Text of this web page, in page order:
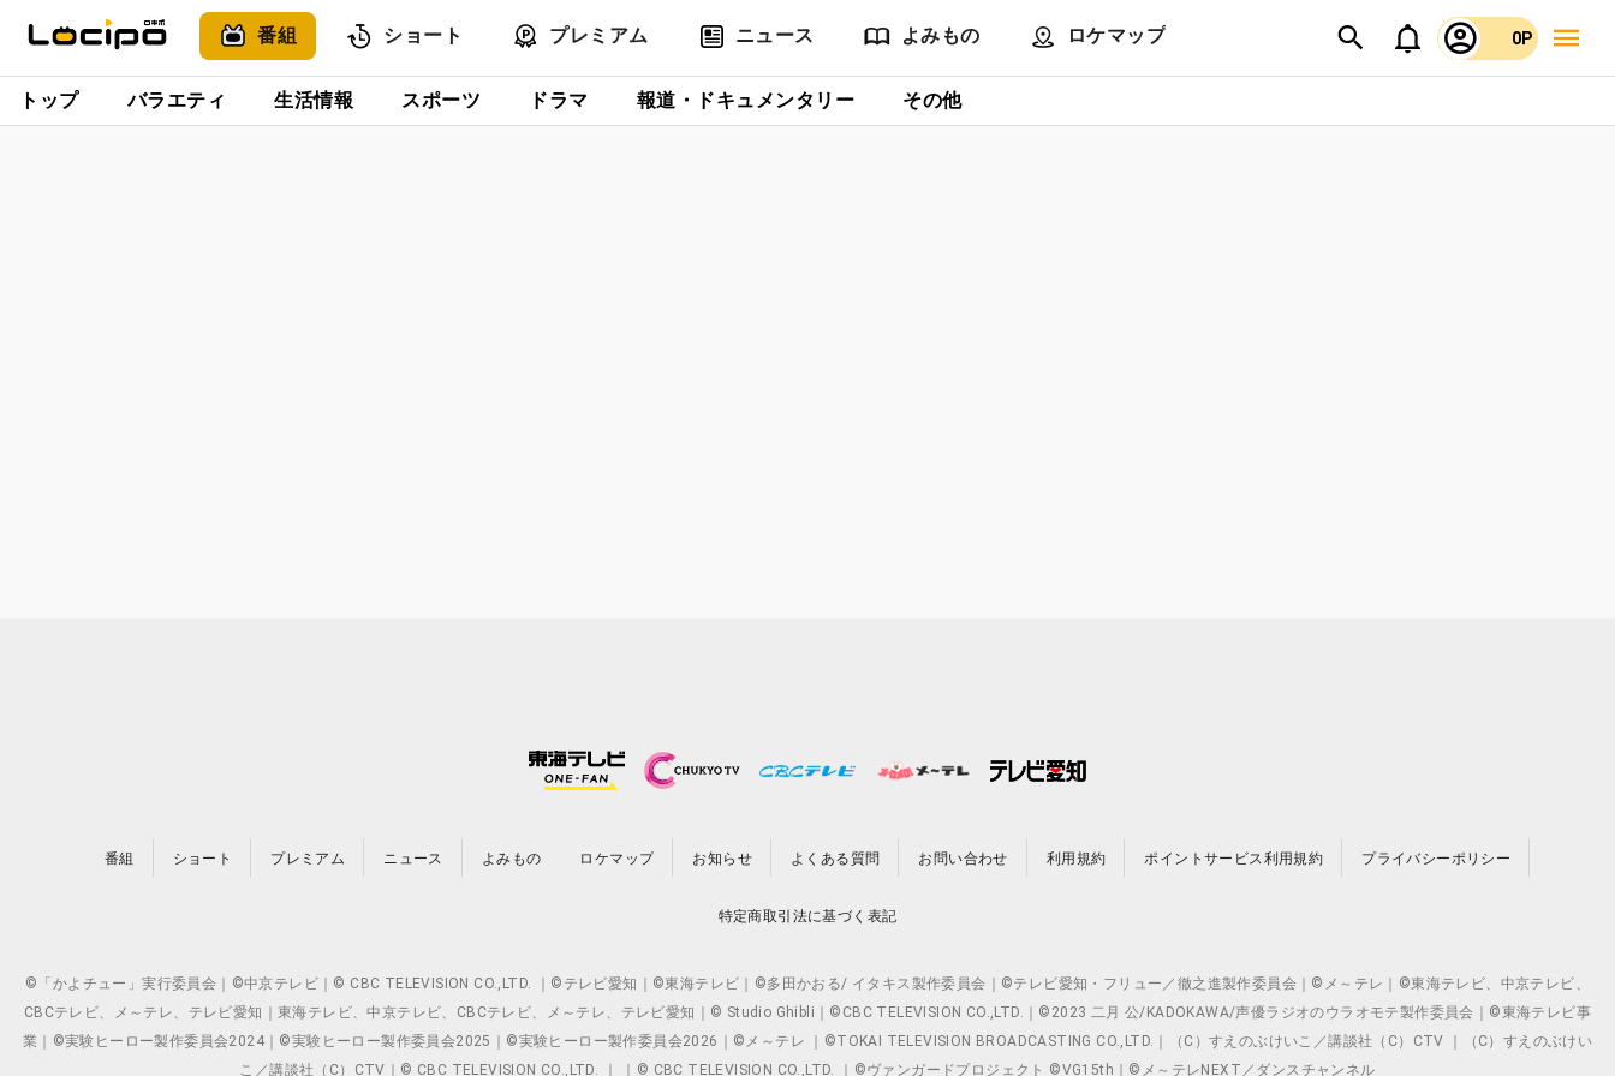
番組 ショート プレミアム ニュース よみもの ロケマップ 0P
トップ バラエティ 生活情報 スポーツ ドラマ 報道・ドキュメンタリー その他
番組 ショート プレミアム ニュース よみもの ロケマップ お知らせ よくある質問 お問い合わせ 利用規約 ポイントサービス利用規約 プライバシーポリシー
特定商取引法に基づく表記
©「かよチュー」実行委員会｜©中京テレビ｜© CBC TELEVISION CO.,LTD. ｜©テレビ愛知｜©東海テレビ｜©多田かおる/ イタキス製作委員会｜©テレビ愛知・フリュー／徹之進製作委員会｜©メ～テレ｜©東海テレビ、中京テレビ、
CBCテレビ、メ～テレ、テレビ愛知｜東海テレビ、中京テレビ、CBCテレビ、メ～テレ、テレビ愛知｜© Studio Ghibli｜©CBC TELEVISION CO.,LTD.｜©2023 二月 公/KADOKAWA/声優ラジオのウラオモテ製作委員会｜©東海テレビ事
業｜©実験ヒーロー製作委員会2024｜©実験ヒーロー製作委員会2025｜©実験ヒーロー製作委員会2026｜©メ～テレ ｜©TOKAI TELEVISION BROADCASTING CO.,LTD.｜（C）すえのぶけいこ／講談社（C）CTV ｜（C）すえのぶけい
こ／講談社（C）CTV｜© CBC TELEVISION CO.,LTD. ｜ ｜© CBC TELEVISION CO.,LTD. ｜©ヴァンガードプロジェクト ©VG15th｜©メ～テレNEXT／ダンスチャンネル